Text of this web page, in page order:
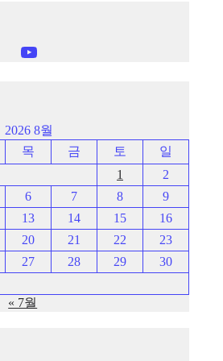
YouTube
2026 8월
목 금 토
일
1
2
6 7 8
9
13 14 15
16
20 21 22
23
27 28 29
30
« 7월